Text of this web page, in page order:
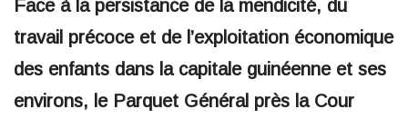
Face à la persistance de la mendicité, du
travail précoce et de l’exploitation économique
des enfants dans la capitale guinéenne et ses
environs, le Parquet Général près la Cour